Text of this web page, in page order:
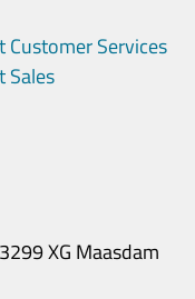
Customer Services
Sales
XG Maasdam